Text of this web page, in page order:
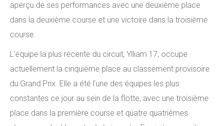
aperçu de ses performances avec une deuxième place
dans la deuxième course et une victoire dans la troisième
course.
L'équipe la plus récente du circuit, Ylliam 17, occupe
actuellement la cinquième place au classement provisoire
du Grand Prix. Elle a été l’une des équipes les plus
constantes ce jour au sein de la flotte, avec une troisième
place dans la première course et quatre quatrièmes